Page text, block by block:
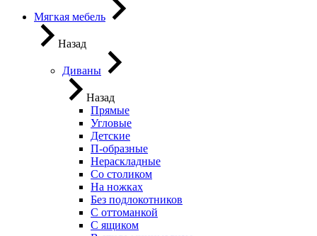
Мягкая мебель
Назад
Диваны
Назад
Прямые
Угловые
Детские
П-образные
Нераскладные
Со столиком
На ножках
Без подлокотников
С оттоманкой
С ящиком